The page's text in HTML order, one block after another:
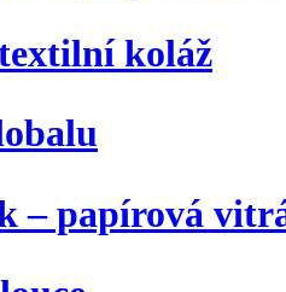
koláž
– papírová